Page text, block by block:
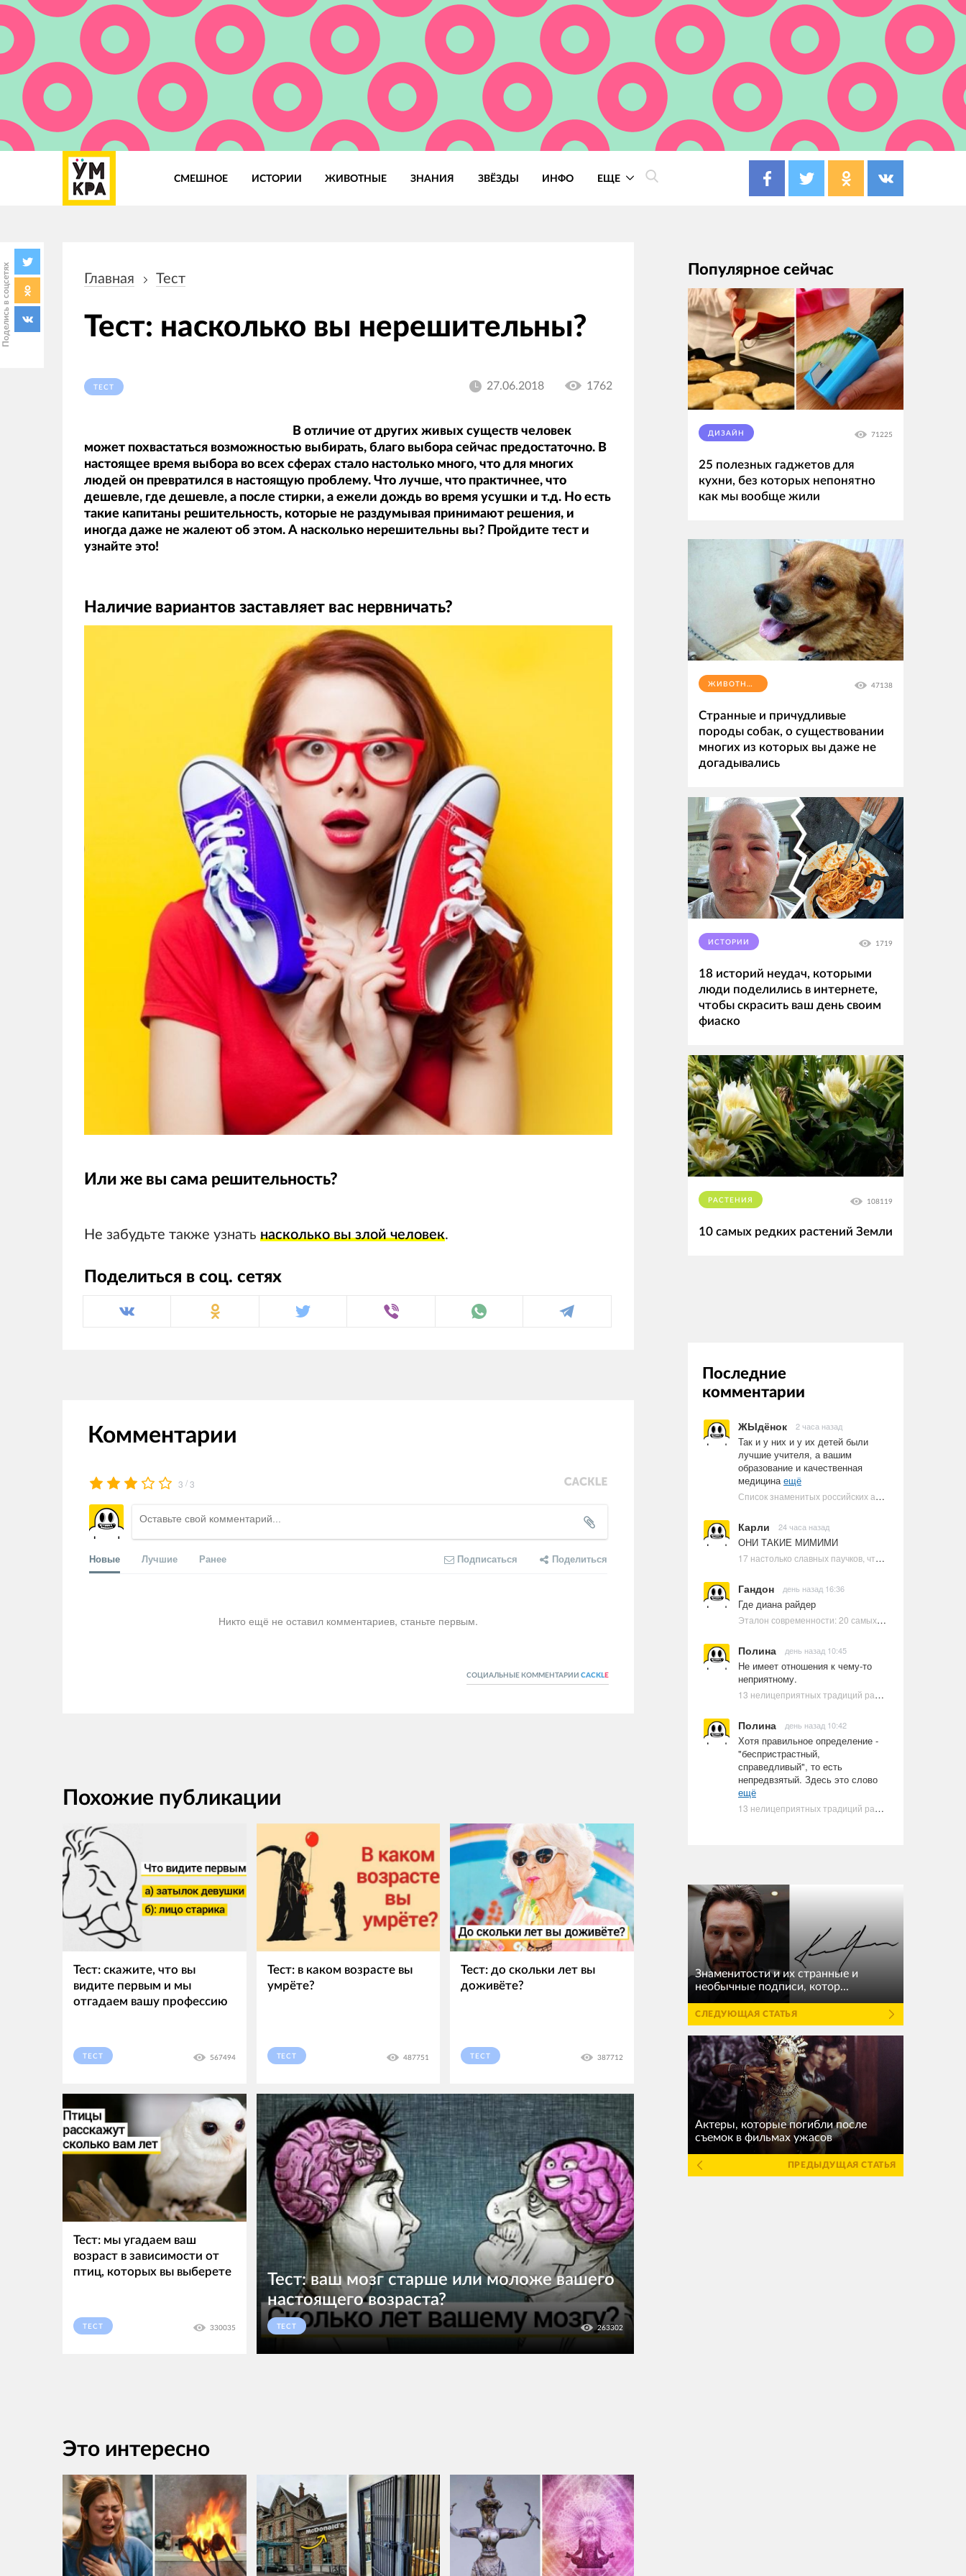
СМЕШНОЕ ИСТОРИИ ЖИВОТНЫЕ ЗНАНИЯ ЗВЁЗДЫ ИНФО ЕЩЕ
Поделись в соцсетях навигации
Главная Тест
Тест: насколько вы нерешительны?
ТЕСТ 27.06.2018 1762
В отличие от других живых существ человек
может похвастаться возможностью выбирать, благо выбора сейчас предостаточно. В
настоящее время выбора во всех сферах стало настолько много, что для многих
людей он превратился в настоящую проблему. Что лучше, что практичнее, что
дешевле, где дешевле, а после стирки, а ежели дождь во время усушки и т.д. Но есть
такие капитаны решительность, которые не раздумывая принимают решения, и
иногда даже не жалеют об этом. А насколько нерешительны вы? Пройдите тест и
узнайте это!
Наличие вариантов заставляет вас нервничать?
Или же вы сама решительность?
Не забудьте также узнать насколько вы злой человек.
Поделиться в соц. сетях
Комментарии
3 /3
Новые Лучшие Ранее Подписаться Поделиться
Никто ещё не оставил комментариев, станьте первым.
СОЦИАЛЬНЫЕ КОММЕНТАРИИ CACKLE
Похожие публикации
Тест: скажите, что вы
видите первым и мы
отгадаем вашу профессию
ТЕСТ 567494
Тест: в каком возрасте вы
умрёте?
ТЕСТ 487751
Тест: до скольки лет вы
доживёте?
ТЕСТ 387712
Тест: мы угадаем ваш
возраст в зависимости от
птиц, которых вы выберете
ТЕСТ 330035
Тест: ваш мозг старше или моложе вашего
настоящего возраста?
ТЕСТ 263302
Это интересно
Популярное сейчас
ДИЗАЙН 71225
25 полезных гаджетов для
кухни, без которых непонятно
как мы вообще жили
ЖИВОТНЫЕ 47138
Странные и причудливые
породы собак, о существовании
многих из которых вы даже не
догадывались
ИСТОРИИ 1719
18 историй неудач, которыми
люди поделились в интернете,
чтобы скрасить ваш день своим
фиаско
РАСТЕНИЯ 108119
10 самых редких растений Земли
Последние
комментарии
ЖЫдёнок 2 часа назад
Так и у них и у их детей были
лучшие учителя, а вашим
образование и качественная
медицинаещё
Список знаменитых российских артистов-евреев | Ультрамарин
Карли 24 часа назад
ОНИ ТАКИЕ МИМИМИ
17 настолько славных паучков, что даже у арахнофобов появится желание их погладить
Гандон день назад 16:36
Где диана райдер
Эталон современности: 20 самых красивых и привлекательных актрис Голливуда, по мнению Google | Ультрамарин
Полина день назад 10:45
Не имеет отношения к чему-то
неприятному.
13 нелицеприятных традиций разных стран, которые могут шокировать неподготовленного человека
Полина день назад 10:42
Хотя правильное определение -
"беспристрастный,
справедливый", то есть
непредвзятый. Здесь это слово
ещё
13 нелицеприятных традиций разных стран, которые могут шокировать неподготовленного человека
Знаменитости и их странные и
необычные подписи, котор...
СЛЕДУЮЩАЯ СТАТЬЯ
Актеры, которые погибли после
съемок в фильмах ужасов
ПРЕДЫДУЩАЯ СТАТЬЯ